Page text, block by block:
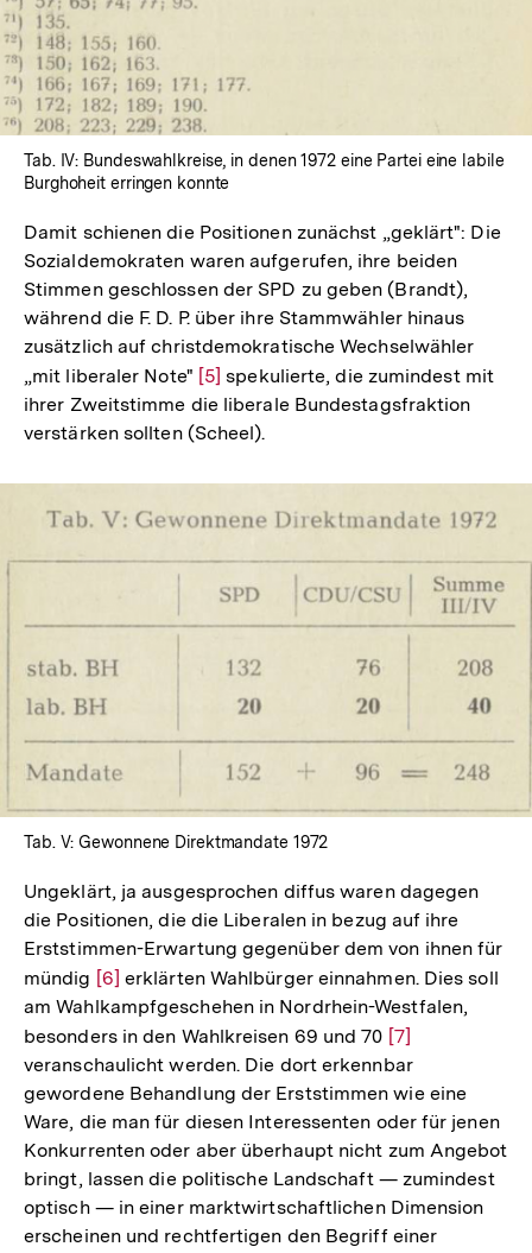
Tab. IV: Bundeswahlkreise, in denen 1972 eine Partei eine labile
Burghoheit erringen konnte
Damit schienen die Positionen zunächst „geklärt": Die
Sozialdemokraten waren aufgerufen, ihre beiden
Stimmen geschlossen der SPD zu geben (Brandt),
während die F. D. P. über ihre Stammwähler hinaus
zusätzlich auf christdemokratische Wechselwähler
„mit liberaler Note" Zur
Auflösung
der
[5] spekulierte, die zumindest mit
ihrer Zweitstimme die liberale Bundestagsfraktion
verstärken sollten (Scheel).
Tab. V: Gewonnene Direktmandate 1972
Ungeklärt, ja ausgesprochen diffus waren dagegen
die Positionen, die die Liberalen in bezug auf ihre
Erststimmen-Erwartung gegenüber dem von ihnen für
mündig Zur
Auflösung
der
Fußnote
[6] erklärten Wahlbürger einnahmen. Dies soll
am Wahlkampfgeschehen in Nordrhein-Westfalen,
besonders in den Wahlkreisen 69 und 70 Zur
Auflösung
der
Fußnote
[7]
veranschaulicht werden. Die dort erkennbar
gewordene Behandlung der Erststimmen wie eine
Ware, die man für diesen Interessenten oder für jenen
Konkurrenten oder aber überhaupt nicht zum Angebot
bringt, lassen die politische Landschaft — zumindest
optisch — in einer marktwirtschaftlichen Dimension
erscheinen und rechtfertigen den Begriff einer